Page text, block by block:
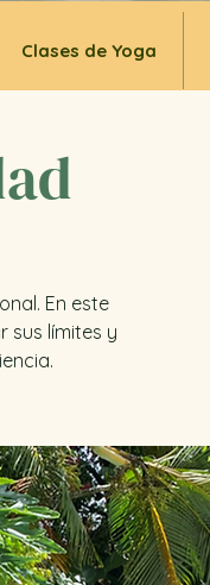
Clases de Yoga
En este
sus límites y